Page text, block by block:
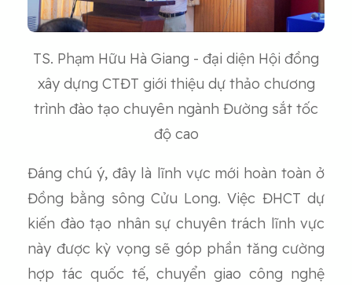
TS. Phạm Hữu Hà Giang - đại diện Hội đồng
xây dựng CTĐT giới thiệu dự thảo chương
trình đào tạo chuyên ngành Đường sắt tốc
độ cao
Đáng chú ý, đây là lĩnh vực mới hoàn toàn ở
Đồng bằng sông Cửu Long. Việc ĐHCT dự
kiến đào tạo nhân sự chuyên trách lĩnh vực
này được kỳ vọng sẽ góp phần tăng cường
hợp tác quốc tế, chuyển giao công nghệ